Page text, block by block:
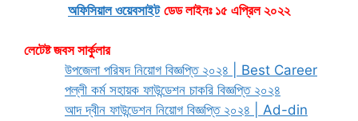
অফিসিয়াল ওয়েবসাইট ডেড লাইনঃ ১৫ এপ্রিল ২০২২
লেটেষ্ট জবস সার্কুলার
উপজেলা পরিষদ নিয়োগ বিজ্ঞপ্তি ২০২৪ | Best Career
পল্লী কর্ম সহায়ক ফাউন্ডেশন চাকরি বিজ্ঞপ্তি ২০২৪
আদ দ্বীন ফাউন্ডেশন নিয়োগ বিজ্ঞপ্তি ২০২৪ | Ad-din